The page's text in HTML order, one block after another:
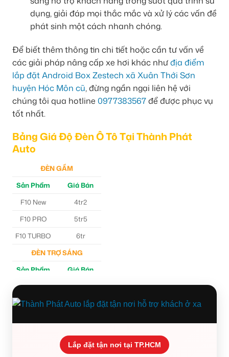
dụng, giải đáp mọi thắc mắc và xử lý các vấn đề
phát sinh một cách nhanh chóng.
Để biết thêm thông tin chi tiết hoặc cần tư vấn về
các giải pháp nâng cấp xe hơi khác nhưđịa điểm
lắp đặt Android Box Zestech xã Xuân Thới Sơn
huyện Hóc Môn cũ, đừng ngần ngại liên hệ với
chúng tôi qua hotline 0977383567để được phục vụ
tốt nhất.
Bảng Giá Độ Đèn Ô Tô Tại Thành Phát
Auto
ĐÈN GẦM
Sản Phẩm
Giá Bán
F10 New
4tr2
F10 PRO
5tr5
F10 TURBO
6tr
ĐÈN TRỢ SÁNG
Sản Phẩm
Giá Bán
M30 Ultra
4tr5
Aozoom EX3
5tr
Lắp đặt tận nơi tại TP.HCM